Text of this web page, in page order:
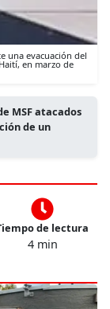
una evacuación del
en marzo de
MSF atacados
de un
de lectura
4 min